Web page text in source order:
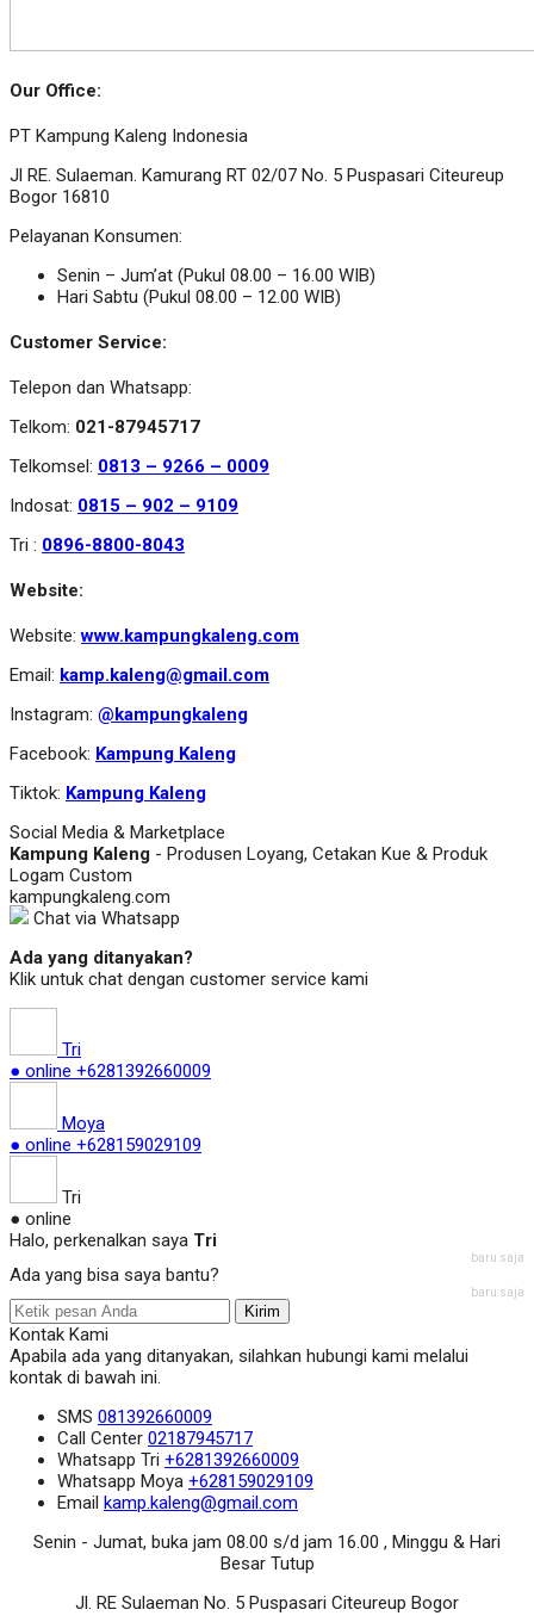
Our Office:
PT Kampung Kaleng Indonesia
Jl RE. Sulaeman. Kamurang RT 02/07 No. 5 Puspasari Citeureup
Bogor 16810
Pelayanan Konsumen:
Senin – Jum’at (Pukul 08.00 – 16.00 WIB)
Hari Sabtu (Pukul 08.00 – 12.00 WIB)
Customer Service:
Telepon dan Whatsapp:
Telkom: 021-87945717
Telkomsel: 0813 – 9266 – 0009
Indosat: 0815 – 902 – 9109
Tri : 0896-8800-8043
Website:
Website:www.kampungkaleng.com
Email: kamp.kaleng@gmail.com
Instagram: @kampungkaleng
Facebook: Kampung Kaleng
Tiktok: Kampung Kaleng
Social Media & Marketplace
Kampung Kaleng - Produsen Loyang, Cetakan Kue & Produk
Logam Custom
kampungkaleng.com
Chat via Whatsapp
Ada yang ditanyakan?
Klik untuk chat dengan customer service kami
Tri
● online +6281392660009
Moya
● online +628159029109
Tri
● online
Halo, perkenalkan saya Tri
baru saja
Ada yang bisa saya bantu?
baru saja
Kirim
Kontak Kami
Apabila ada yang ditanyakan, silahkan hubungi kami melalui
kontak di bawah ini.
SMS 081392660009
Call Center 02187945717
Whatsapp Tri +6281392660009
Whatsapp Moya +628159029109
Email kamp.kaleng@gmail.com
Senin - Jumat, buka jam 08.00 s/d jam 16.00 , Minggu & Hari
Besar Tutup
Jl. RE Sulaeman No. 5 Puspasari Citeureup Bogor